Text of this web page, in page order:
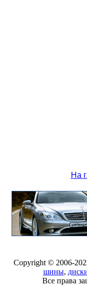
На
Copyright © 2006-
шины,
Все права